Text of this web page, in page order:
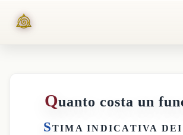
Quanto costa un
STIMA INDICATIVA DEI